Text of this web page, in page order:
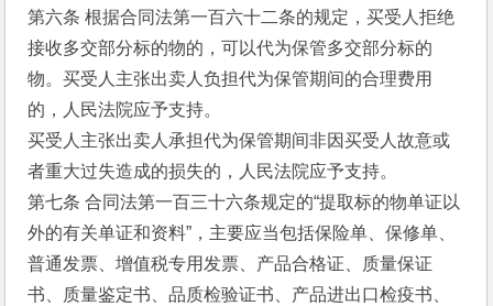
第六条 根据合同法第一百六十二条的规定，买受人拒绝
接收多交部分标的物的，可以代为保管多交部分标的
物。买受人主张出卖人负担代为保管期间的合理费用
的，人民法院应予支持。
买受人主张出卖人承担代为保管期间非因买受人故意或
者重大过失造成的损失的，人民法院应予支持。
第七条 合同法第一百三十六条规定的“提取标的物单证以
外的有关单证和资料”，主要应当包括保险单、保修单、
普通发票、增值税专用发票、产品合格证、质量保证
书、质量鉴定书、品质检验证书、产品进出口检疫书、